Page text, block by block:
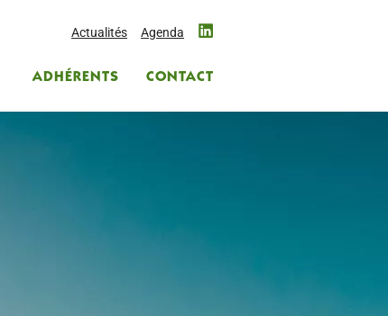
Actualités Agenda
ADHÉRENTS CONTACT